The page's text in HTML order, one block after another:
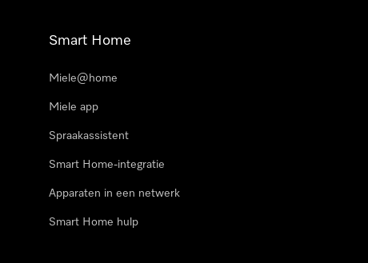
Smart Home
Miele@home
Miele app
Spraakassistent
Smart Home-integratie
Apparaten in een netwerk
Smart Home hulp